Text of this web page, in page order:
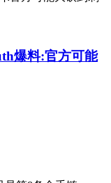
爆料:官方可能